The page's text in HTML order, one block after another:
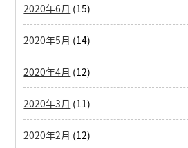
2020年6月 (15)
2020年5月 (14)
2020年4月 (12)
2020年3月 (11)
2020年2月 (12)